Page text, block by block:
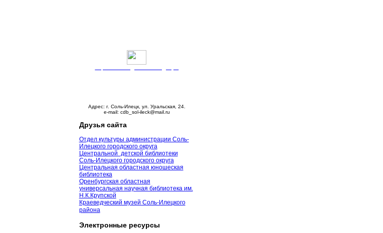
Адрес: г. Соль-Илецк, ул. Уральская, 24.
e-mail: cdb_sol-ileck@mail.ru
Друзья сайта
Отдел культуры администрации Соль-
Илецкого городского округа
Центральной детской библиотеки
Соль-Илецкого городского округа
Центральная областная юношеская
библиотека
Оренбургская областная
универсальная научная библиотека им.
Н.К.Крупской
Краеведческий музей Соль-Илецкого
района
Электронные ресурсы